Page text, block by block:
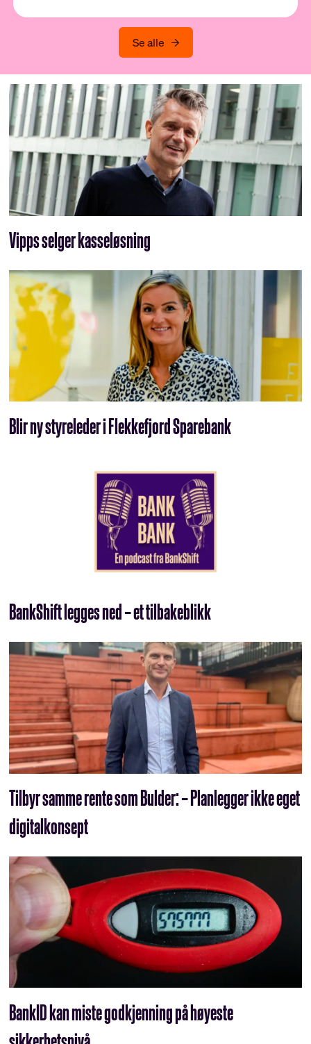
Se alle
Vipps selger kasseløsning
Blir ny styreleder i Flekkefjord Sparebank
BankShift legges ned – et tilbakeblikk
Tilbyr samme rente som Bulder: – Planlegger ikke eget
digitalkonsept
BankID kan miste godkjenning på høyeste